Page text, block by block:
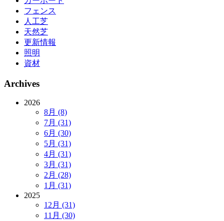
フェンス
人工芝
天然芝
更新情報
照明
資材
Archives
2026
8月 (8)
7月 (31)
6月 (30)
5月 (31)
4月 (31)
3月 (31)
2月 (28)
1月 (31)
2025
12月 (31)
11月 (30)